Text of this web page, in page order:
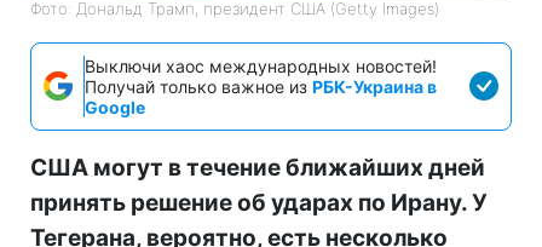
Фото: Дональд Трамп, президент США (Getty Images)
Выключи хаос международных новостей!
Получай только важное из РБК-Украина в
Google
США могут в течение ближайших дней
принять решение об ударах по Ирану. У
Тегерана, вероятно, есть несколько